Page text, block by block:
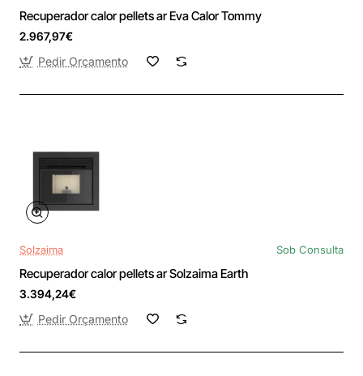
Recuperador calor pellets ar Eva Calor Tommy
2.967,97€
Pedir Orçamento
Solzaima Sob Consulta
Recuperador calor pellets ar Solzaima Earth
3.394,24€
Pedir Orçamento